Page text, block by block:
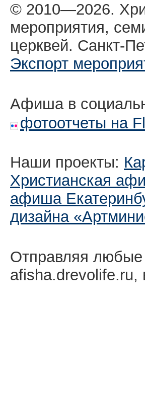
© 2010—2026.
мероприятия,
церквей. Санкт-
Экспорт
Афиша в
фотоотчеты на
Наши проекты:
Христианская
афиша
дизайна
Отправляя
afisha.drevolife.ru,